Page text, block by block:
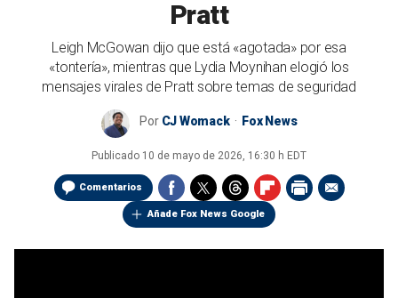
Pratt
Leigh McGowan dijo que está «agotada» por esa
«tontería», mientras que Lydia Moynihan elogió los
mensajes virales de Pratt sobre temas de seguridad
Por CJ Womack Fox News
Publicado 10 de mayo de 2026, 16:30 h EDT
Comentarios
Añade Fox News Google